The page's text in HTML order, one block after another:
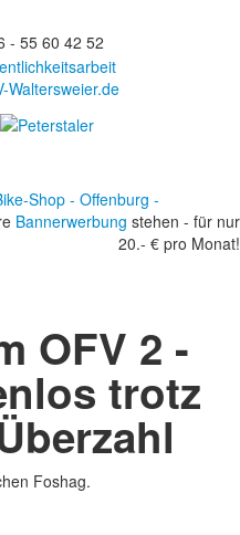
- 55 60 42 52
Waltersweier.de
Bannerwerbung stehen - für nur
20.- € pro Monat!
OFV 2 -
trotz
Foshag.